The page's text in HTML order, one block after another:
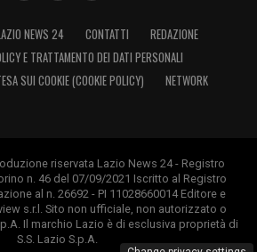
NEWS 24 CONTATTI
REDAZIONE
E TRATTAMENTO DEI DATI PERSONALI
SUI COOKIE (COOKIE POLICY)
NETWORK
riservata Lazio News 24 - Registro
n. 46 del 07/09/2021 Iscritto al Registro
al n. 26692 - PI 11028660014 Editore e
s.r.l. Sito non ufficiale, non autorizzato o
Il marchio Lazio è di esclusiva proprietà di
S.S. Lazio S.p.A.